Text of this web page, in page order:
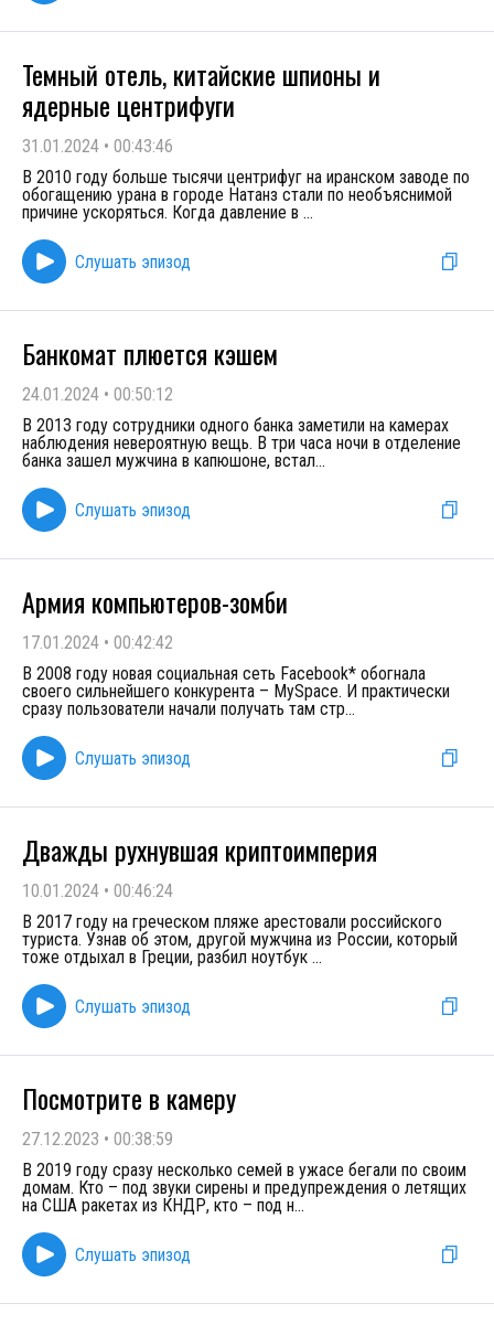
Темный отель, китайские шпионы и
ядерные центрифуги
31.01.2024 • 00:43:46
В 2010 году больше тысячи центрифуг на иранском заводе по
обогащению урана в городе Натанз стали по необъяснимой
причине ускоряться. Когда давление в ...
Слушать эпизод
Банкомат плюется кэшем
24.01.2024 • 00:50:12
В 2013 году сотрудники одного банка заметили на камерах
наблюдения невероятную вещь. В три часа ночи в отделение
банка зашел мужчина в капюшоне, встал...
Слушать эпизод
Армия компьютеров-зомби
17.01.2024 • 00:42:42
В 2008 году новая социальная сеть Facebook* обогнала
своего сильнейшего конкурента – MySpace. И практически
сразу пользователи начали получать там стр...
Слушать эпизод
Дважды рухнувшая криптоимперия
10.01.2024 • 00:46:24
В 2017 году на греческом пляже арестовали российского
туриста. Узнав об этом, другой мужчина из России, который
тоже отдыхал в Греции, разбил ноутбук ...
Слушать эпизод
Посмотрите в камеру
27.12.2023 • 00:38:59
В 2019 году сразу несколько семей в ужасе бегали по своим
домам. Кто – под звуки сирены и предупреждения о летящих
на США ракетах из КНДР, кто – под н...
Слушать эпизод